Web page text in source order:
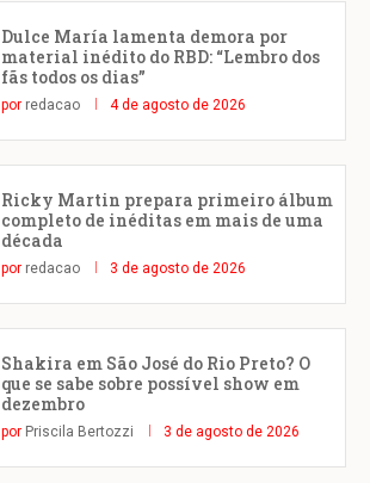
Dulce María lamenta demora por
material inédito do RBD: “Lembro dos
fãs todos os dias”
por redacao 4 de agosto de 2026
Ricky Martin prepara primeiro álbum
completo de inéditas em mais de uma
década
por redacao 3 de agosto de 2026
Shakira em São José do Rio Preto? O
que se sabe sobre possível show em
dezembro
por Priscila Bertozzi 3 de agosto de 2026